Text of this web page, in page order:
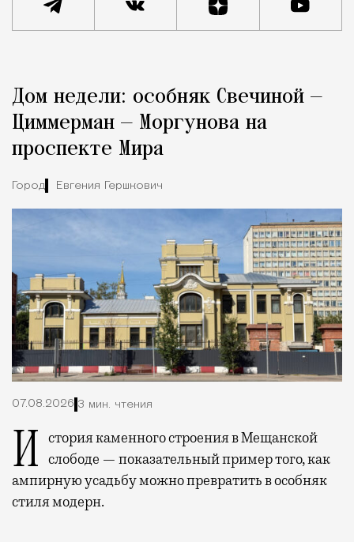
Город
Дом недели: особняк Свечиной —
Циммерман — Моргунова на
проспекте Мира
Город Евгения Гершкович
07.08.2026 3 мин. чтения
История каменного строения в Мещанской слободе — показательный пример того, как
ампирную усадьбу можно превратить в особняк
стиля модерн.